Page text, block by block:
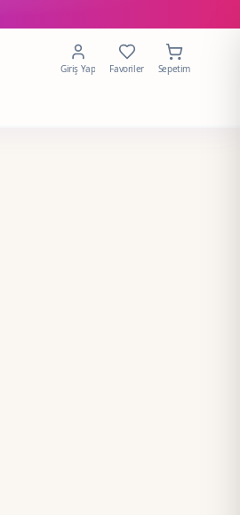
Giriş Yap Favoriler Sepetim